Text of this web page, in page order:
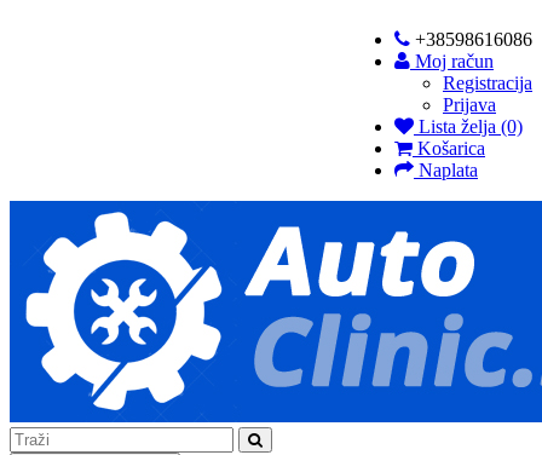
+38598616086
Moj račun
Registracija
Prijava
Lista želja (0)
Košarica
Naplata